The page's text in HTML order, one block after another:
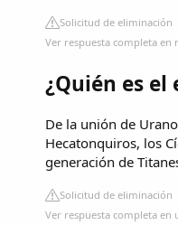
Solicitud de eliminación
Ver respuesta completa en
¿Quién es el
De la unión de
Hecatonquiros, los
generación de
Solicitud de eliminación
Ver respuesta completa en